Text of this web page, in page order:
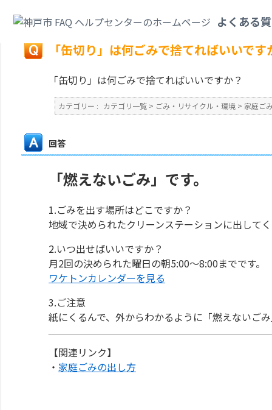
よくある
戻る
「缶切り」は何ごみで捨てればいいです
「缶切り」は何ごみで捨てればいいですか？
カテゴリー : カテゴリ一覧 > ごみ・リサイクル・環境 > 家庭ご
回答
「燃えないごみ」です。
1.ごみを出す場所はどこですか？
地域で決められたクリーンステーションに出して
2.いつ出せばいいですか？
月2回の決められた曜日の朝5:00～8:00までです。
ワケトンカレンダーを見る
3.ご注意
紙にくるんで、外からわかるように「燃えないご
【関連リンク】
・ 家庭ごみの出し方